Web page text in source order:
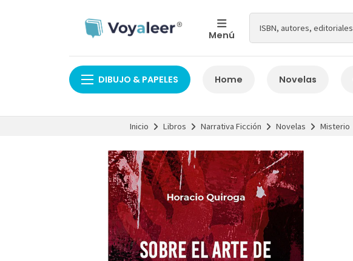
Menú
DIBUJO & PAPELES Home Novelas
Inicio Libros Narrativa Ficción Novelas Misterio